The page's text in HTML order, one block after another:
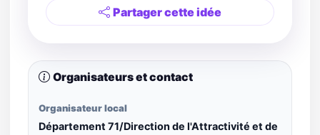
Partager cette idée
Organisateurs et contact
Organisateur local
Département 71/Direction de l'Attractivité et de